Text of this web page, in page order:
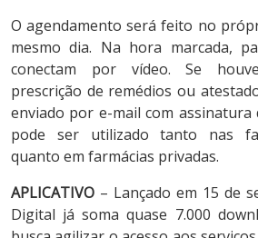
O agendamento será feito no
mesmo dia. Na hora marcada,
conectam por vídeo. Se
prescrição de remédios ou
enviado por e-mail com assinatura
pode ser utilizado tanto nas
quanto em farmácias privadas.
APLICATIVO – Lançado em 15 de
Digital já soma quase 7.000